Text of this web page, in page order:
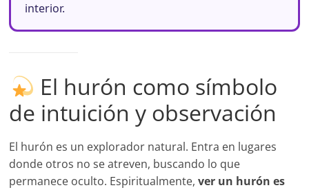
interior.
El hurón como símbolo
de intuición y observación
El hurón es un explorador natural. Entra en lugares
donde otros no se atreven, buscando lo que
permanece oculto. Espiritualmente,ver un hurón es